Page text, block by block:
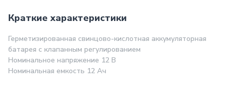
Краткие характеристики
Герметизированная свинцово-кислотная аккумуляторная
батарея с клапанным регулированием
Номинальное напряжение 12 В
Номинальная емкость 12 Ач